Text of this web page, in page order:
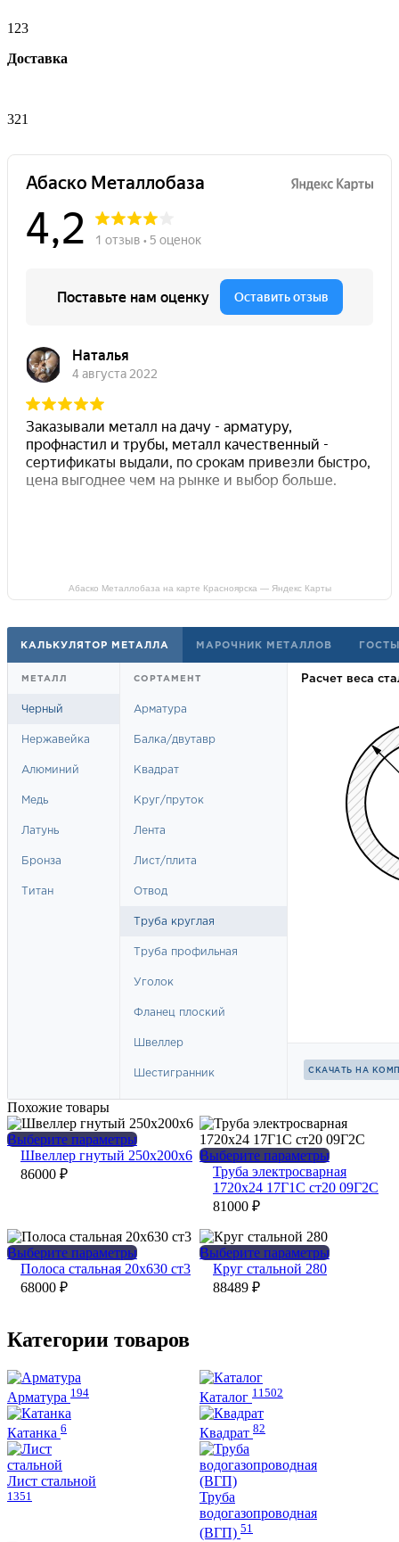
123
Доставка
321
Абаско Металлобаза на карте Красноярска — Яндекс Карты
Похожие товары
Выберите параметрыЭтот
товар
можно
выбрать
на
Швеллер гнутый 250х200х6
86000 ₽
Выберите параметрыЭтот
товар
имеет
можно
Труба электросварная
1720х24 17Г1С ст20 09Г2С
81000 ₽
Выберите параметрыЭтот
товар
можно
Полоса стальная 20х630 ст3
68000 ₽
Выберите параметрыЭтот
Круг стальной 280
88489 ₽
Категории товаров
Арматура 194 Каталог 11502
Катанка 6 Квадрат 82
Лист стальной
1351
Труба
водогазопроводная
(ВГП) 51